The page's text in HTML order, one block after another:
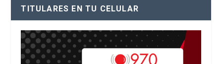
TITULARES EN TU CELULAR